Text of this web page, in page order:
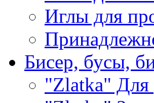
Иглы для
Бисер, бусы,
"Zlatka" Для